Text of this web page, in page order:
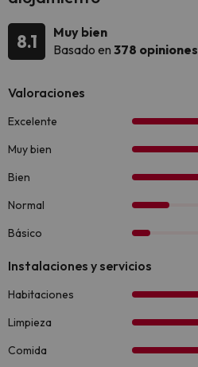
8.1
Muy bien
Basado en 378 opiniones